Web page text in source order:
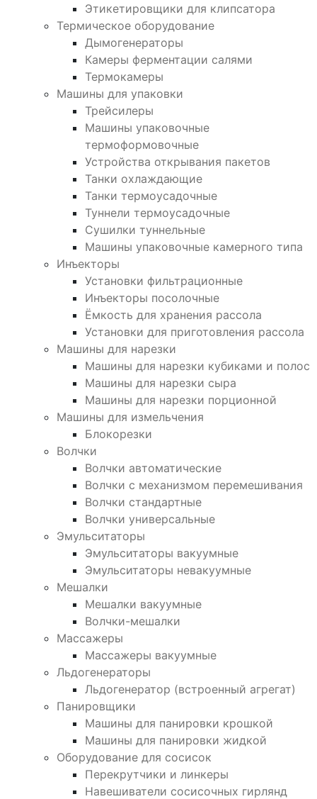
Этикетировщики для клипсатора
Термическое оборудование
Дымогенераторы
Камеры ферментации салями
Термокамеры
Машины для упаковки
Трейсилеры
Машины упаковочные
термоформовочные
Устройства открывания пакетов
Танки охлаждающие
Танки термоусадочные
Туннели термоусадочные
Сушилки туннельные
Машины упаковочные камерного типа
Инъекторы
Установки фильтрационные
Инъекторы посолочные
Ёмкость для хранения рассола
Установки для приготовления рассола
Машины для нарезки
Машины для нарезки кубиками и полос
Машины для нарезки сыра
Машины для нарезки порционной
Машины для измельчения
Блокорезки
Волчки
Волчки автоматические
Волчки с механизмом перемешивания
Волчки стандартные
Волчки универсальные
Эмульситаторы
Эмульситаторы вакуумные
Эмульситаторы невакуумные
Мешалки
Мешалки вакуумные
Волчки-мешалки
Массажеры
Массажеры вакуумные
Льдогенераторы
Льдогенератор (встроенный агрегат)
Панировщики
Машины для панировки крошкой
Машины для панировки жидкой
Оборудование для сосисок
Перекрутчики и линкеры
Навешиватели сосисочных гирлянд